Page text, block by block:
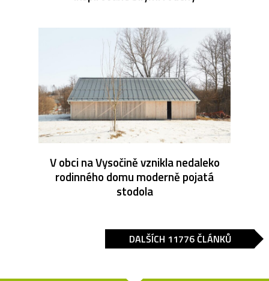
V obci na Vysočině vznikla nedaleko
rodinného domu moderně pojatá
stodola
DALŠÍCH 11776 ČLÁNKŮ